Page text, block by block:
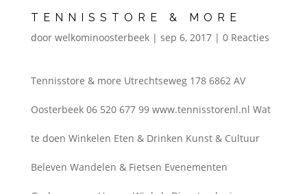
TENNISSTORE & MORE
door welkominoosterbeek| sep 6, 2017| 0 Reacties
Tennisstore & more Utrechtseweg 178 6862 AV
Oosterbeek 06 520 677 99 www.tennisstorenl.nl Wat
te doen Winkelen Eten & Drinken Kunst & Cultuur
Beleven Wandelen & Fietsen Evenementen